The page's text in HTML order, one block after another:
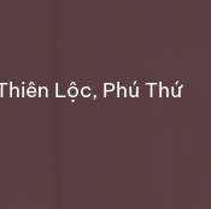
Lộc, Phú Thứ